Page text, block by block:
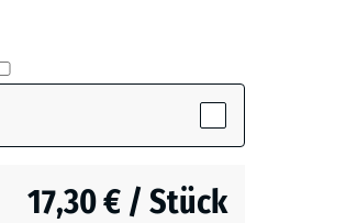
17,30 € / Stück